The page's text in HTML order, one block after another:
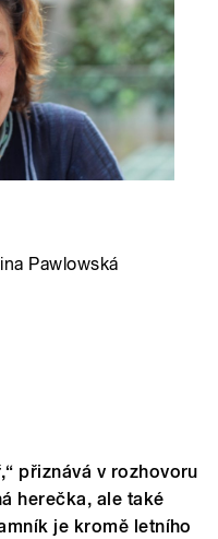
Pawlowská
přiznává v rozhovoru
herečka, ale také
je kromě letního